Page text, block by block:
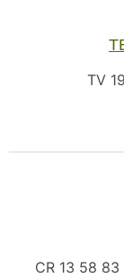
TV
CR 13 58 83